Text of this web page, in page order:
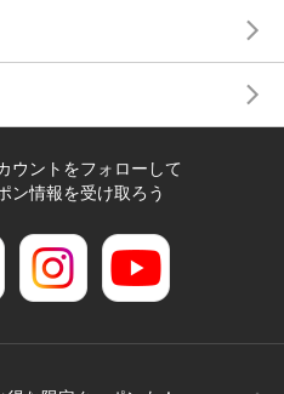
ウントをフォローして
ン情報を受け取ろう